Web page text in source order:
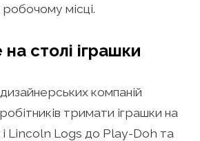
місці.
столі іграшки
компаній
тримати іграшки на
і Lincoln Logs до Play-Doh та